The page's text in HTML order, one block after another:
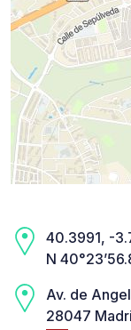
40.3991, -
N
Av. de
28047